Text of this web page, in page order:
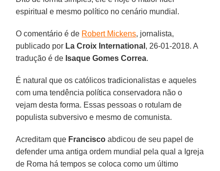
espiritual e mesmo político no cenário mundial.
O comentário é de Robert Mickens, jornalista,
publicado por La Croix International , 26-01-2018. A
tradução é de Isaque Gomes Correa.
É natural que os católicos tradicionalistas e aqueles
com uma tendência política conservadora não o
vejam desta forma. Essas pessoas o rotulam de
populista subversivo e mesmo de comunista.
Acreditam que Francisco abdicou de seu papel de
defender uma antiga ordem mundial pela qual a Igreja
de Roma há tempos se coloca como um último